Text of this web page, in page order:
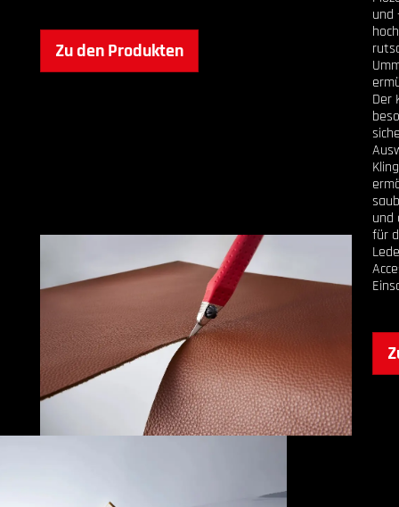
Zu den Produkten
und
Der
und
für